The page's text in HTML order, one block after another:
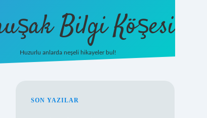
Bilgi Köşesi
Huzurlu anlarda neşeli hikayeler bul!
SIDEBAR
SON YAZILAR